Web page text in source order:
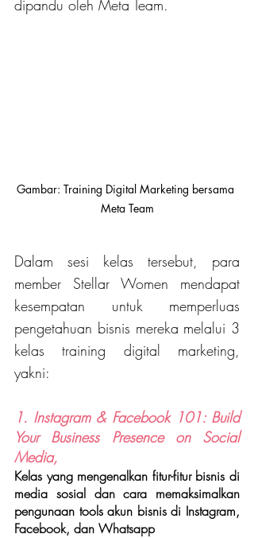
dipandu oleh Meta Team.
Gambar: Training Digital Marketing bersama
Meta Team
Dalam sesi kelas tersebut, para
member Stellar Women mendapat
kesempatan untuk memperluas
pengetahuan bisnis mereka melalui 3
kelas training digital marketing,
yakni:
1. Instagram & Facebook 101: Build
Your Business Presence on Social
Media,
Kelas yang mengenalkan fitur-fitur bisnis di
media sosial dan cara memaksimalkan
pengunaan tools akun bisnis di Instagram,
Facebook, dan Whatsapp